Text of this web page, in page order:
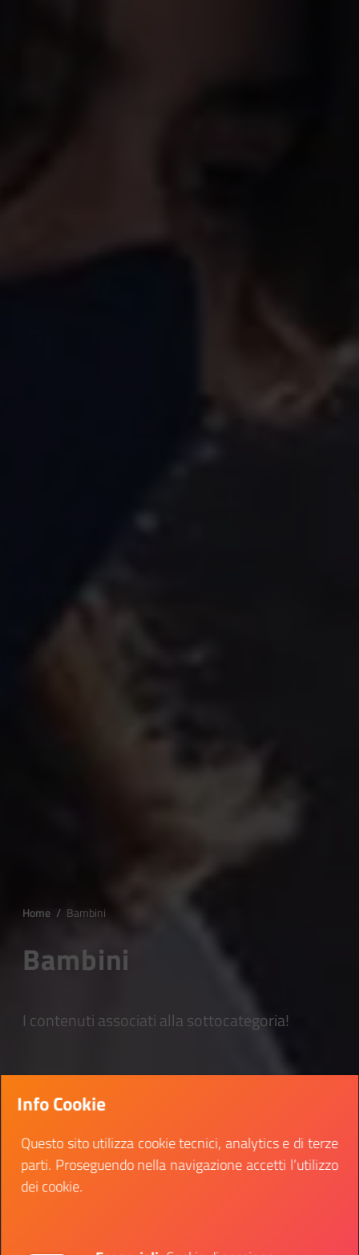
Home / Bambini
Bambini
I contenuti associati alla sottocategoria!
Info Cookie
Questo sito utilizza cookie tecnici, analytics e di terze
parti. Proseguendo nella navigazione accetti l’utilizzo
dei cookie.